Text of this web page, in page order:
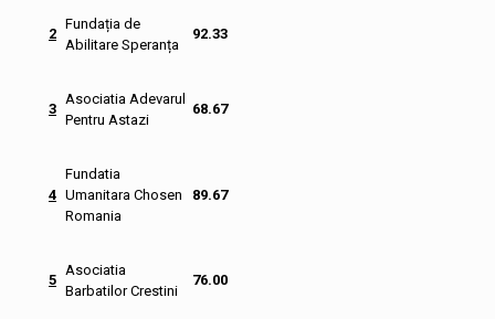
2
Fundația de
Abilitare Speranța
92.33
3
Asociatia Adevarul
Pentru Astazi
68.67
4
Fundatia
Umanitara Chosen
Romania
89.67
5
Asociatia
Barbatilor Crestini
76.00